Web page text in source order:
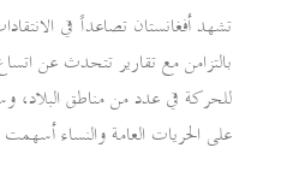
تشهد أفغانستان تصاعداً في
بالتزامن مع تقارير تتحدث عن
للحركة في عدد من مناطق البلاد،
على الحريات العامة والنساء أسهمت